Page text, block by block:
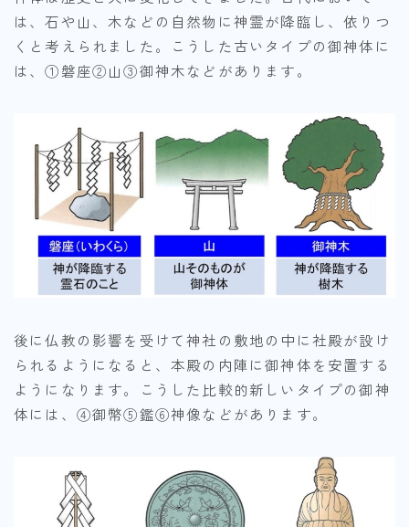
は、石や山、木などの自然物に神霊が降臨し、依りつ
くと考えられました。こうした古いタイプの御神体に
は、①磐座②山③御神木などがあります。
後に仏教の影響を受けて神社の敷地の中に社殿が設け
られるようになると、本殿の内陣に御神体を安置する
ようになります。こうした比較的新しいタイプの御神
体には、④御幣⑤鑑⑥神像などがあります。